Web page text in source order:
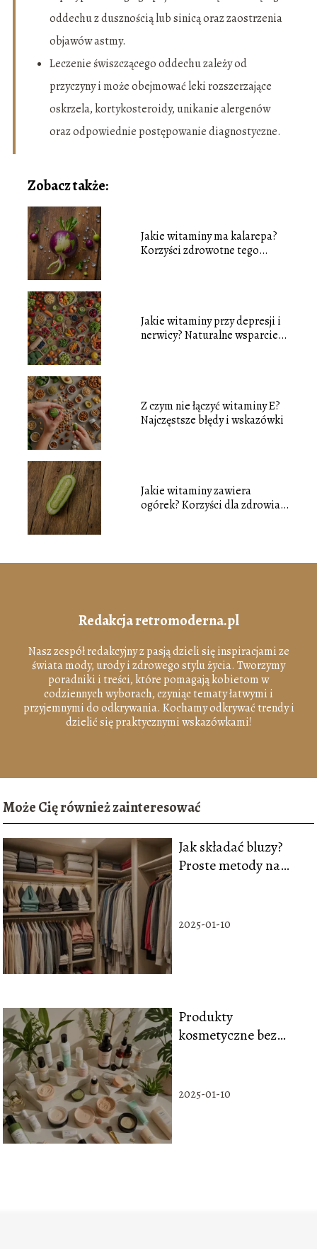
oddechu z dusznością lub sinicą oraz zaostrzenia
objawów astmy.
Leczenie świszczącego oddechu zależy od
przyczyny i może obejmować leki rozszerzające
oskrzela, kortykosteroidy, unikanie alergenów
oraz odpowiednie postępowanie diagnostyczne.
Zobacz także:
Jakie witaminy ma kalarepa?
Korzyści zdrowotne tego
Jakie witaminy przy depresji i
nerwicy? Naturalne wsparcie
Z czym nie łączyć witaminy E?
Najczęstsze błędy i wskazówki
Jakie witaminy zawiera
ogórek? Korzyści dla zdrowia i
Redakcja retromoderna.pl
Nasz zespół redakcyjny z pasją dzieli się inspiracjami ze
świata mody, urody i zdrowego stylu życia. Tworzymy
poradniki i treści, które pomagają kobietom w
codziennych wyborach, czyniąc tematy łatwymi i
przyjemnymi do odkrywania. Kochamy odkrywać trendy i
dzielić się praktycznymi wskazówkami!
Może Cię również zainteresować
Jak składać bluzy?
Proste metody na
2025-01-10
Produkty
kosmetyczne bez
2025-01-10